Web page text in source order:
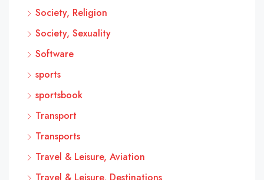
Society, Religion
Society, Sexuality
Software
sports
sportsbook
Transport
Transports
Travel & Leisure, Aviation